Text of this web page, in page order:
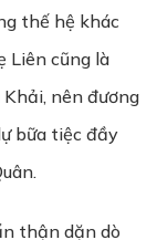
thế hệ khác
Liên cũng là
nên đương
bữa tiệc đầy
thận dặn dò